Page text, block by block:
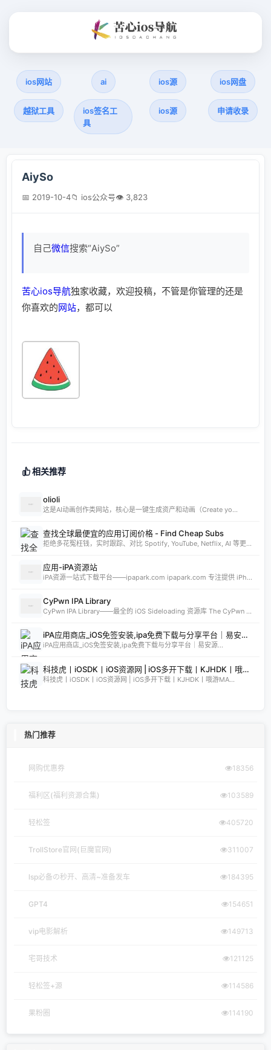
ios网站 ai ios源 ios网盘
越狱工具
ios签名工
具
ios源 申请收录
AiySo
📅 2019-10-4📁 ios公众号👁 3,823
自己微信搜索“AiySo”
苦心ios导航独家收藏，欢迎投稿，不管是你管理的还是
你喜欢的网站，都可以
相关推荐
olioli
这是AI动画创作类网站，核心是一键生成资产和动画（Create yo...
查找全球最便宜的应用订阅价格 - Find Cheap Subs
拒绝多花冤枉钱，实时跟踪、对比 Spotify, YouTube, Netflix, AI 等更多 App 的全球订阅价格。发现 App Store 最低价国家，订阅费用立省 80%。
应用-iPA资源站
iPA资源一站式下载平台——ipapark.com ipapark.com 专注提供 iPhone、iPad、iPod 软体的 IPA 文件下载服务，覆盖 iOS4 至 iOS16 全系统版本，满足不同机型的用户需求。无论是正版砸壳、开心版软件，还是越狱插件、免费证书，都可在本站快速获取。 核心优势 **全网最全 ip
CyPwn IPA Library
CyPwn IPA Library——最全的 iOS Sideloading 资源库 The CyPwn IPA Library is the most complete sideloading library available for iOS devices. 这里聚合了海量 IPA 包，覆盖 Jailbreak
iPA应用商店_iOS免签安装,ipa免费下载与分享平台｜易安源&酷卡软件
iPA应用商店_iOS免签安装,ipa免费下载与分享平台｜易安源...
科技虎丨iOSDK丨iOS资源网 | iOS多开下载丨KJHDK丨哦游MAX丨iPA商店丨凸游 | iPA软件免费砸壳下载丨iOSiPA丨苹果多开丨全网最优秀的iPA资源下载网站
科技虎丨iOSDK丨iOS资源网 | iOS多开下载丨KJHDK丨哦游MA...
热门推荐
网购优惠券 18356
福利区(福利资源合集) 103589
轻松签 405720
TrollStore官网(巨魔官网) 311007
lsp必备の秒开、高清~准备发车 184395
GPT4 154651
vip电影解析 149713
宅哥技术 121125
轻松签+源 114586
果粉圈 114190